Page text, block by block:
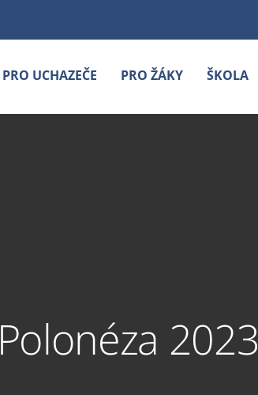
PRO UCHAZEČE PRO ŽÁKY ŠKOLA
Polonéza 2023